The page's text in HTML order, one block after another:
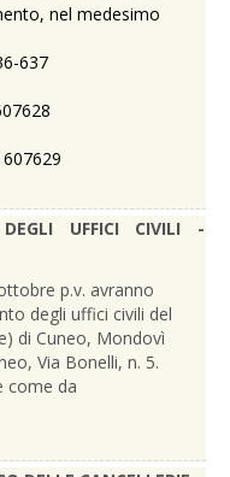
nel medesimo
637
DEGLI UFFICI CIVILI -
p.v. avranno
degli uffici civili del
di Cuneo, Mondovì
Via Bonelli, n. 5.
come da